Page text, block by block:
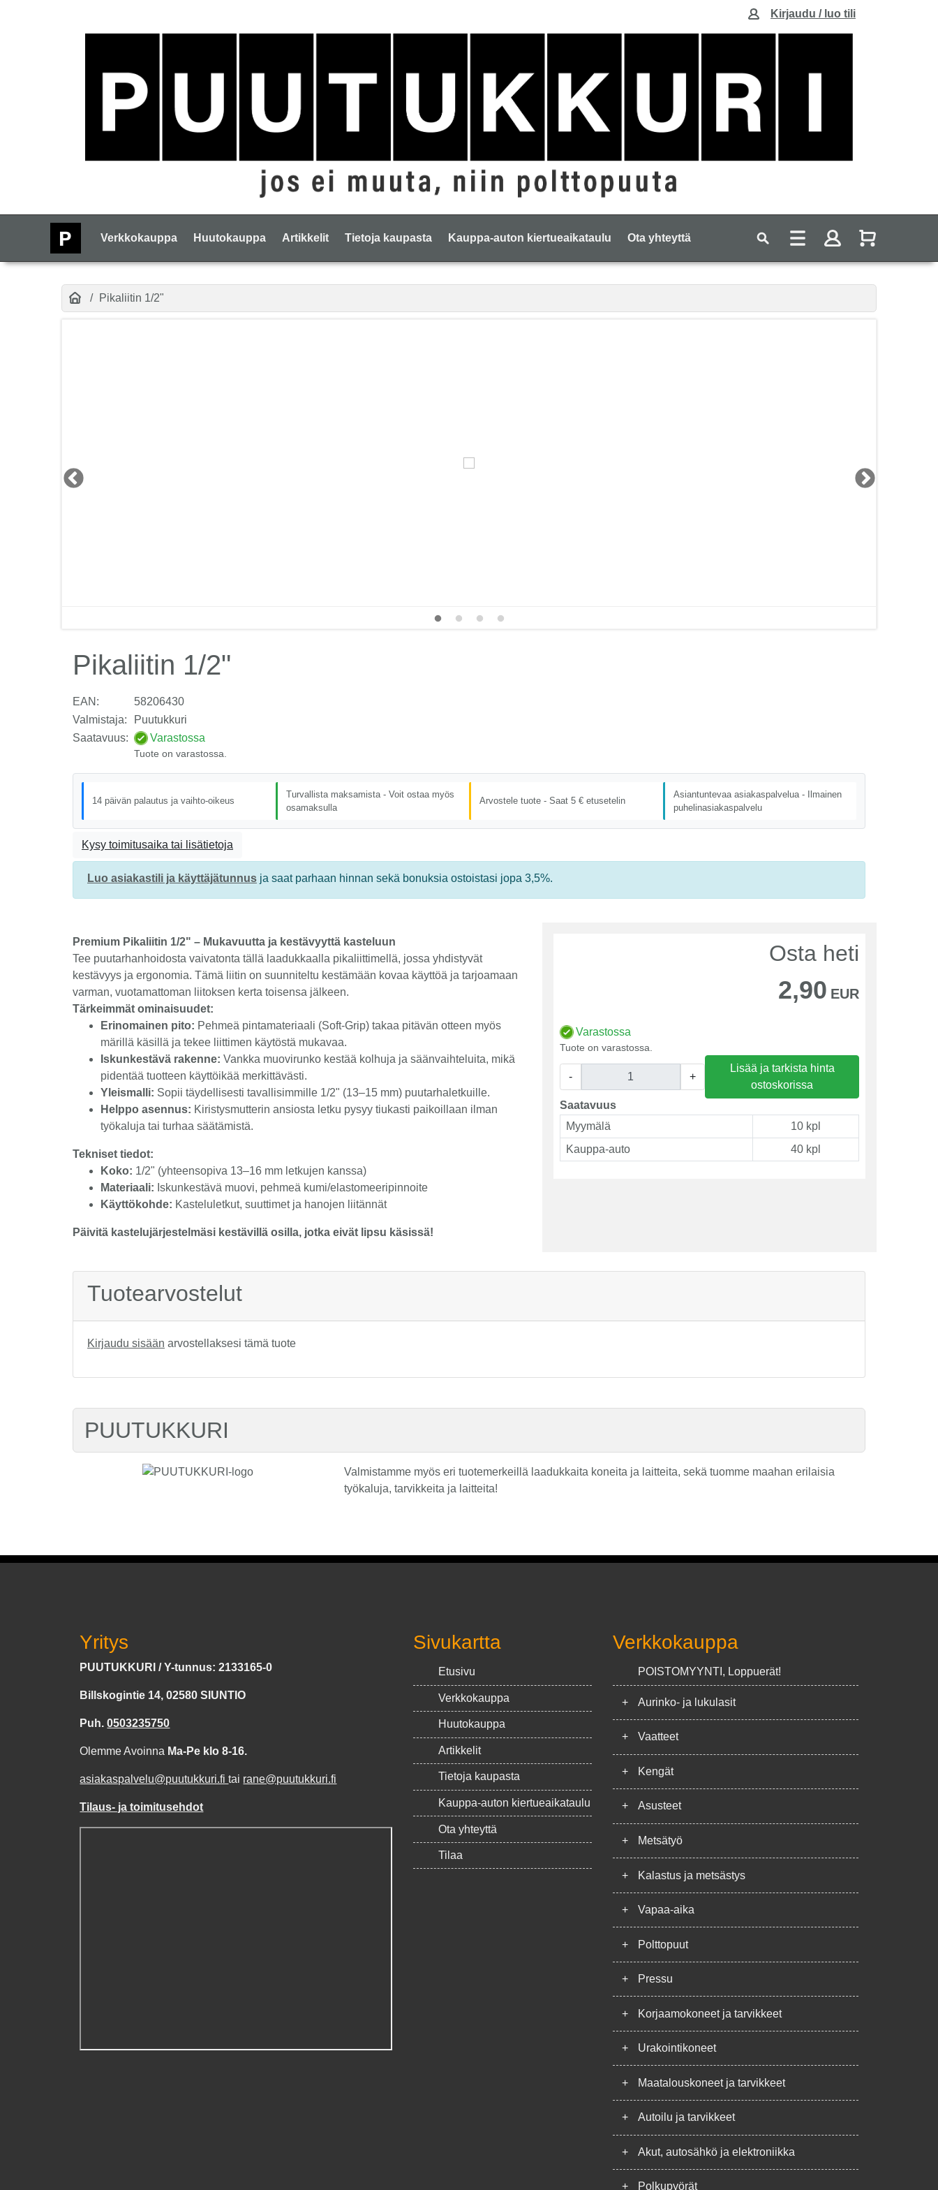
Kirjaudu / luo tili
Verkkokauppa Huutokauppa Artikkelit Tietoja kaupasta Kauppa-auton kiertueaikataulu Ota yhteyttä
Pikaliitin 1/2"
Pikaliitin 1/2"
EAN:
58206430
Valmistaja:
Puutukkuri
Saatavuus:
Varastossa
Tuote on varastossa.
14 päivän palautus ja vaihto-oikeus
Turvallista maksamista - Voit ostaa myös
osamaksulla
Arvostele tuote - Saat 5 € etusetelin
Asiantuntevaa asiakaspalvelua - Ilmainen
puhelinasiakaspalvelu
Kysy toimitusaika tai lisätietoja
Luo asiakastili ja käyttäjätunnus ja saat parhaan hinnan sekä bonuksia ostoistasi jopa 3,5%.
Premium Pikaliitin 1/2" – Mukavuutta ja kestävyyttä kasteluun
Tee puutarhanhoidosta vaivatonta tällä laadukkaalla pikaliittimellä, jossa yhdistyvät
kestävyys ja ergonomia. Tämä liitin on suunniteltu kestämään kovaa käyttöä ja tarjoamaan
varman, vuotamattoman liitoksen kerta toisensa jälkeen.
Tärkeimmät ominaisuudet:
Erinomainen pito: Pehmeä pintamateriaali (Soft-Grip) takaa pitävän otteen myös
märillä käsillä ja tekee liittimen käytöstä mukavaa.
Iskunkestävä rakenne: Vankka muovirunko kestää kolhuja ja säänvaihteluita, mikä
pidentää tuotteen käyttöikää merkittävästi.
Yleismalli: Sopii täydellisesti tavallisimmille 1/2" (13–15 mm) puutarhaletkuille.
Helppo asennus: Kiristysmutterin ansiosta letku pysyy tiukasti paikoillaan ilman
työkaluja tai turhaa säätämistä.
Tekniset tiedot:
Koko: 1/2" (yhteensopiva 13–16 mm letkujen kanssa)
Materiaali: Iskunkestävä muovi, pehmeä kumi/elastomeeripinnoite
Käyttökohde: Kasteluletkut, suuttimet ja hanojen liitännät
Päivitä kastelujärjestelmäsi kestävillä osilla, jotka eivät lipsu käsissä!
Osta heti
2,90 EUR
Varastossa
Tuote on varastossa.
- +
Lisää ja tarkista hinta
ostoskorissa
Saatavuus
Myymälä
10 kpl
Kauppa-auto
40 kpl
Tuotearvostelut
Kirjaudu sisään arvostellaksesi tämä tuote
PUUTUKKURI
Valmistamme myös eri tuotemerkeillä laadukkaita koneita ja laitteita, sekä tuomme maahan erilaisia
työkaluja, tarvikkeita ja laitteita!
Yritys
PUUTUKKURI / Y-tunnus: 2133165-0
Billskogintie 14, 02580 SIUNTIO
Puh.0503235750
Olemme Avoinna Ma-Pe klo 8-16.
asiakaspalvelu@puutukkuri.fitai rane@puutukkuri.fi
Tilaus- ja toimitusehdot
Sivukartta
Etusivu
Verkkokauppa
Huutokauppa
Artikkelit
Tietoja kaupasta
Kauppa-auton kiertueaikataulu
Ota yhteyttä
Tilaa
Verkkokauppa
POISTOMYYNTI, Loppuerät!
+ Aurinko- ja lukulasit
+ Vaatteet
+ Kengät
+ Asusteet
+ Metsätyö
+ Kalastus ja metsästys
+ Vapaa-aika
+ Polttopuut
+ Pressu
+ Korjaamokoneet ja tarvikkeet
+ Urakointikoneet
+ Maatalouskoneet ja tarvikkeet
+ Autoilu ja tarvikkeet
+ Akut, autosähkö ja elektroniikka
+ Polkupyörät